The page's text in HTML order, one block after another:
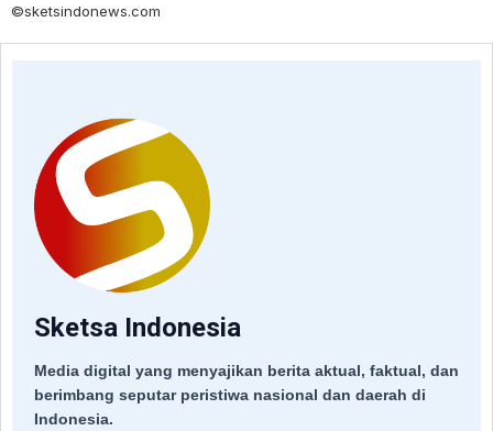
©sketsindonews.com
Sketsa Indonesia
Media digital yang menyajikan berita aktual, faktual, dan
berimbang seputar peristiwa nasional dan daerah di
Indonesia.